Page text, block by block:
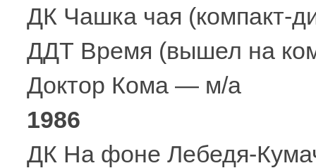
ДК Чашка чая (компакт-
ДДТ Время (вышел на
Доктор Кома — м/а
1986
ДК На фоне Лебедя-